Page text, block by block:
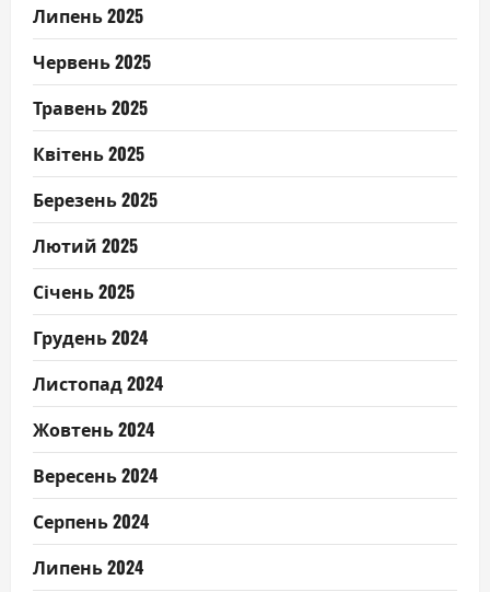
Липень 2025
Червень 2025
Травень 2025
Квітень 2025
Березень 2025
Лютий 2025
Січень 2025
Грудень 2024
Листопад 2024
Жовтень 2024
Вересень 2024
Серпень 2024
Липень 2024